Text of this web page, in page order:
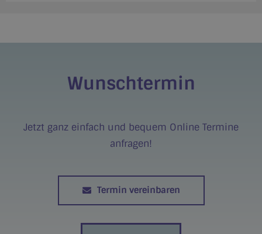
Wunschtermin
Jetzt ganz einfach und bequem Online Termine
anfragen!
Termin vereinbaren